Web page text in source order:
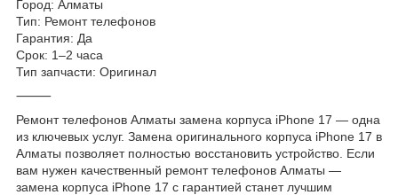
Город: Алматы
Тип: Ремонт телефонов
Гарантия: Да
Срок: 1–2 часа
Тип запчасти: Оригинал
⸻
Ремонт телефонов Алматы замена корпуса iPhone 17 — одна
из ключевых услуг. Замена оригинального корпуса iPhone 17 в
Алматы позволяет полностью восстановить устройство. Если
вам нужен качественный ремонт телефонов Алматы —
замена корпуса iPhone 17 с гарантией станет лучшим